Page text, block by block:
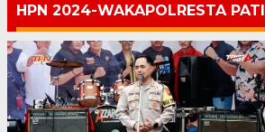
HPN 2024-WAKAPOLRESTA PATI